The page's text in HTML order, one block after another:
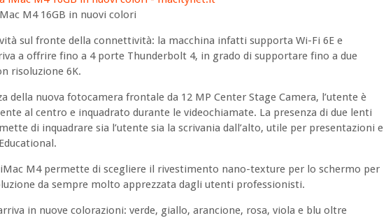
M4 16GB in nuovi colori
sul fronte della connettività: la macchina infatti supporta Wi-Fi 6E e
a offrire fino a 4 porte Thunderbolt 4, in grado di supportare fino a due
risoluzione 6K.
della nuova fotocamera frontale da 12 MP Center Stage Camera, l’utente è
al centro e inquadrato durante le videochiamate. La presenza di due lenti
di inquadrare sia l’utente sia la scrivania dall’alto, utile per presentazioni e
M4 permette di scegliere il rivestimento nano-texture per lo schermo per
da sempre molto apprezzata dagli utenti professionisti.
in nuove colorazioni: verde, giallo, arancione, rosa, viola e blu oltre